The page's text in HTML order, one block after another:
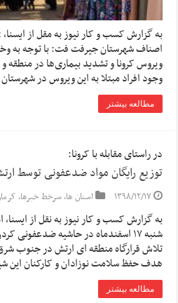
به گزارش کسب و کار نیوز به مقل از
اصناف شهرستان جیرفت فت: با توجه به
ویروس کرونا و تشدید بیماری‌ها در
وجود افراد مبتلا به این ویروس در
مطالعه بیشتر
در راستای مقابله با کرونا:
توزیع رایگان مواد ضدعفونی توسط
۱۳۹۸/۱۲/۱۷ استان ها,سرخط خبرها,
به گزارش کسب و کار نیوز به نقل از
شنبه ۱۷ اسفندماه در حاشیه ضدعفونی
تلاش قرارگاه منطقه ای ارتش در جنوب
هدف حفظ سلامت نوزادان و کارکنان این
مطالعه بیشتر